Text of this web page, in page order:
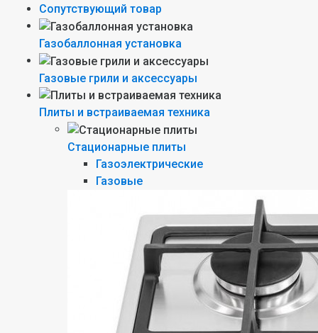
Сопутствующий товар
Газобаллонная установка
Газовые грили и аксессуары
Плиты и встраиваемая техника
Стационарные плиты
Газоэлектрические
Газовые